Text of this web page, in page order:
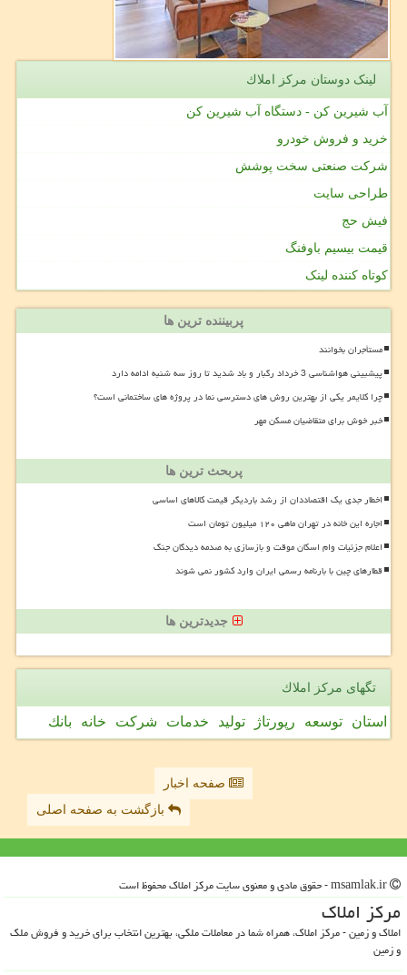
لینک دوستان مركز املاك
آب شیرین کن - دستگاه آب شیرین کن
خرید و فروش خودرو
شرکت صنعتی سخت پوشش
طراحی سایت
فیش حج
قیمت بیسیم باوفنگ
کوتاه کننده لینک
پربیننده ترین ها
مستأجران بخوانند
پیشبینی هواشناسی 3 خرداد رگبار و باد شدید تا روز سه شنبه ادامه دارد
چرا کلایمر یکی از بهترین روش های دسترسی نما در پروژه های ساختمانی است؟
خبر خوش برای متقاضیان مسکن مهر
پربحث ترین ها
اخطار جدی یک اقتصاددان از رشد باردیگر قیمت کالاهای اساسی
اجاره این خانه در تهران ماهی ۱۲۰ میلیون تومان است
اعلام جزئیات وام اسکان موقت و بازسازی به صدمه دیدگان جنگ
قطارهای چین با بارنامه رسمی ایران وارد کشور نمی شوند
جدیدترین ها
تگهای مركز املاك
استان توسعه رپورتاژ تولید خدمات شركت خانه بانك
صفحه اخبار
بازگشت به صفحه اصلی
مركز املاك
املاک و زمین - مرکز املاک، همراه شما در معاملات ملکی، بهترین انتخاب برای خرید و فروش ملک
و زمین